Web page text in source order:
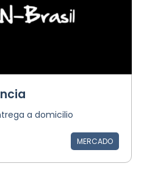
a domicilio
MERCADO